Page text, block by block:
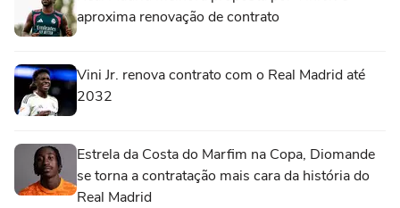
aproxima renovação de contrato
Vini Jr. renova contrato com o Real Madrid até
2032
Estrela da Costa do Marfim na Copa, Diomande
se torna a contratação mais cara da história do
Real Madrid